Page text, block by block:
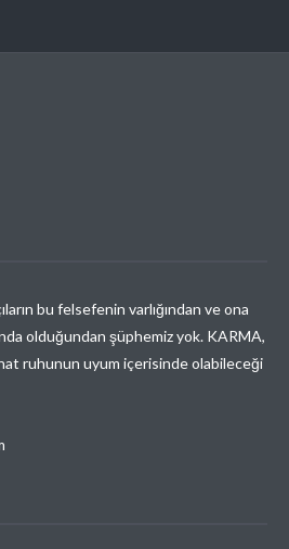
bu felsefenin varlığından ve ona
olduğundan şüphemiz yok. KARMA,
ruhunun uyum içerisinde olabileceği